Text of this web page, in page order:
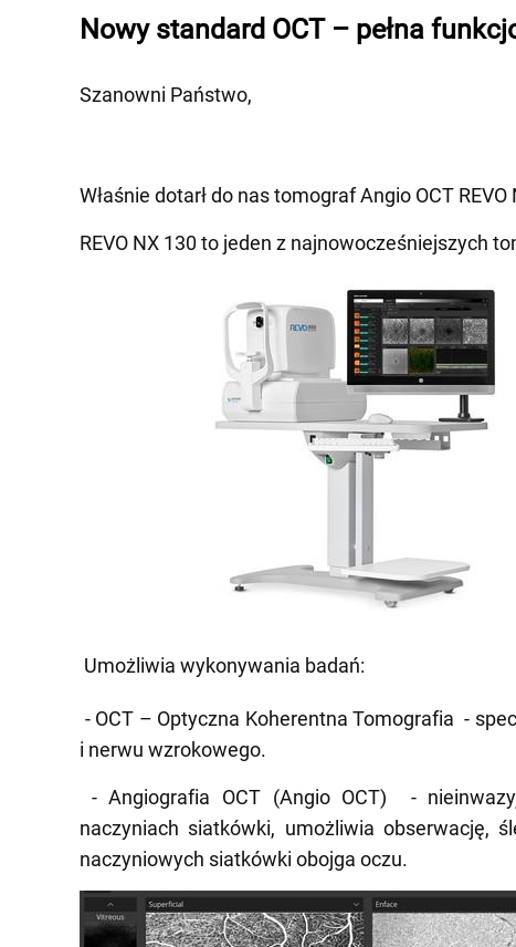
Nowy standard OCT – pełna
Szanowni Państwo,
Właśnie dotarł do nas tomograf Angio OCT
REVO NX 130 to jeden z najnowocześniejszych
Umożliwia wykonywania badań:
- OCT – Optyczna Koherentna Tomografia -
i nerwu wzrokowego.
- Angiografia OCT (Angio OCT)
-
naczyniach siatkówki, umożliwia obserwację,
naczyniowych siatkówki obojga oczu.